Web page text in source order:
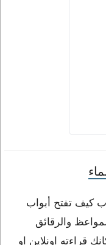
كيف تفتح أبواب
والرقائق
قراءته اونلاين او